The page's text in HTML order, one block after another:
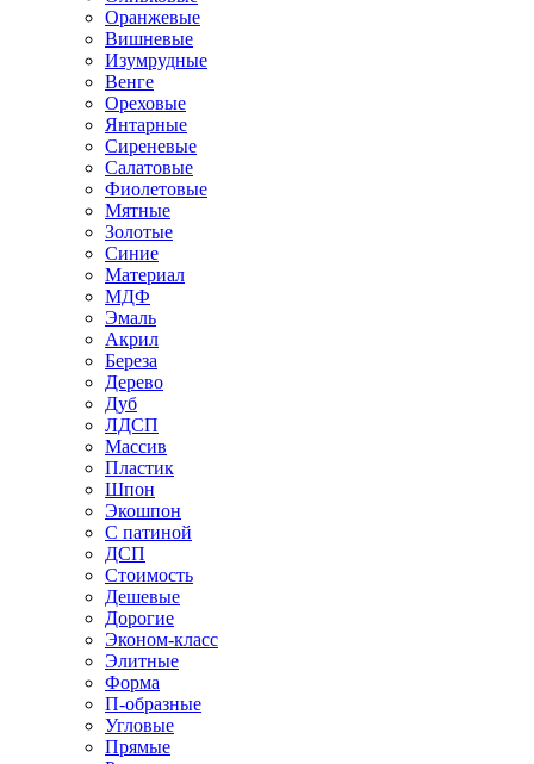
Оранжевые
Вишневые
Изумрудные
Венге
Ореховые
Янтарные
Сиреневые
Салатовые
Фиолетовые
Мятные
Золотые
Синие
Материал
МДФ
Эмаль
Акрил
Береза
Дерево
Дуб
ЛДСП
Массив
Пластик
Шпон
Экошпон
С патиной
ДСП
Стоимость
Дешевые
Дорогие
Эконом-класс
Элитные
Форма
П-образные
Угловые
Прямые